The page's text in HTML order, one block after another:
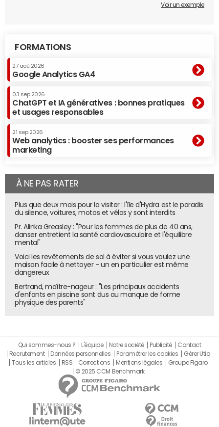
Voir un exemple
FORMATIONS
27 aoû 2026
Google Analytics GA4
03 sep 2026
ChatGPT et IA génératives : bonnes pratiques
et usages responsables
21 sep 2026
Web analytics : booster ses performances
marketing
À NE PAS RATER
Plus que deux mois pour la visiter : l'île d'Hydra est le paradis
du silence, voitures, motos et vélos y sont interdits
Pr. Alinka Greasley : "Pour les femmes de plus de 40 ans,
danser entretient la santé cardiovasculaire et l'équilibre
mental"
Voici les revêtements de sol à éviter si vous voulez une
maison facile à nettoyer - un en particulier est même
dangereux
Bertrand, maître-nageur : "Les principaux accidents
d'enfants en piscine sont dus au manque de forme
physique des parents"
Qui sommes-nous ? L'équipe Notre société Publicité
Contact
Recrutement
Données personnelles Paramétrer les cookies
Gérer Utiq
Tous les articles
RSS Corrections Mentions légales
Groupe Figaro
© 2025 CCM Benchmark